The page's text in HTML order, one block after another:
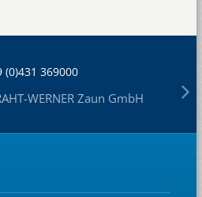
(0)431 369000
WERNER Zaun GmbH